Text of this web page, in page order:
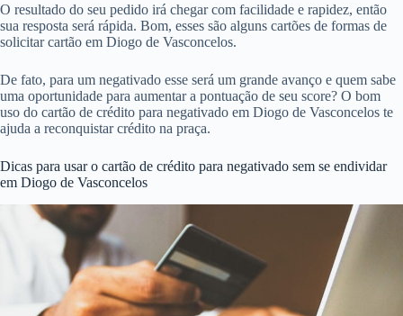
O resultado do seu pedido irá chegar com facilidade e rapidez, então
sua resposta será rápida. Bom, esses são alguns cartões de formas de
solicitar cartão em Diogo de Vasconcelos.
De fato, para um negativado esse será um grande avanço e quem sabe
uma oportunidade para aumentar a pontuação de seu score? O bom
uso do cartão de crédito para negativado em Diogo de Vasconcelos te
ajuda a reconquistar crédito na praça.
Dicas para usar o cartão de crédito para negativado sem se endividar
em Diogo de Vasconcelos